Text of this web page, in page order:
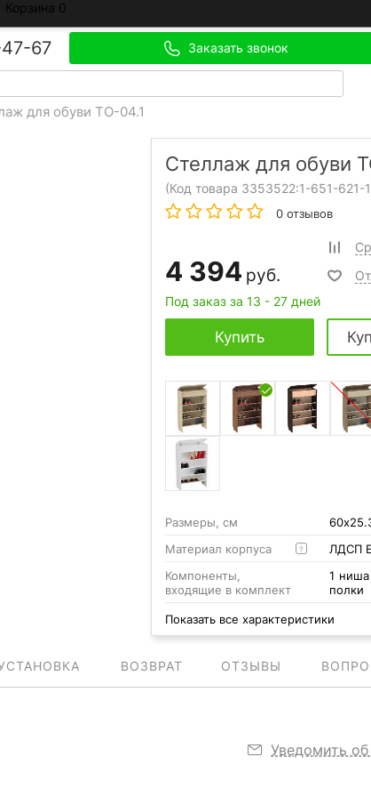
Корзина 0
67 Заказать звонок
для обуви ТО-04.1
Стеллаж для обуви
(Код товара 3353522:1-651-621-
0 отзывов
4 394 руб.
Под заказ за 13 - 27 дней
Купить
Размеры, см
Материал корпуса
?
ЛДСП
Компоненты,
входящие в комплект
1 ниша
полки
Показать все характеристики
ВОЗВРАТ ОТЗЫВЫ
Уведомить